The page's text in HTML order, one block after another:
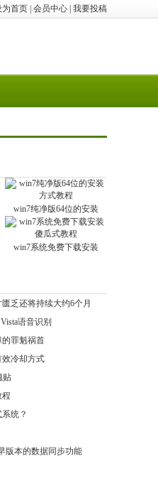
为首页 会员中心 我要投稿
win7纯净版64位的安装
win7系统免费下载安装
乏还将持续大约6个月
语音识别
的罪魁祸首
冷却方式
贴
程
统？
版本的数据同步功能